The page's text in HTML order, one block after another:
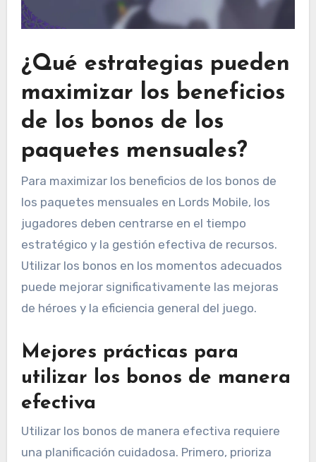
¿Qué estrategias pueden
maximizar los beneficios
de los bonos de los
paquetes mensuales?
Para maximizar los beneficios de los bonos de
los paquetes mensuales en Lords Mobile, los
jugadores deben centrarse en el tiempo
estratégico y la gestión efectiva de recursos.
Utilizar los bonos en los momentos adecuados
puede mejorar significativamente las mejoras
de héroes y la eficiencia general del juego.
Mejores prácticas para
utilizar los bonos de manera
efectiva
Utilizar los bonos de manera efectiva requiere
una planificación cuidadosa. Primero, prioriza